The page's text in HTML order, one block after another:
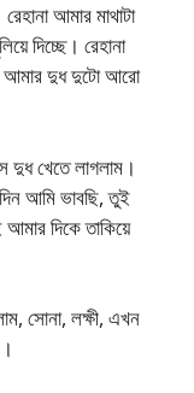
আমার মাথাটা
দিচ্ছে। রেহানা
আমার দুধ দুটো আরো
খেতে লাগলাম।
আমি ভাবছি, তুই
দিকে তাকিয়ে
সোনা, লক্ষী, এখন